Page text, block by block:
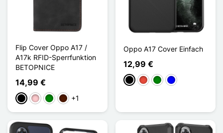
Flip Cover Oppo A17 /
A17k RFID-Sperrfunktion
BETOPNICE
14,99 €
Schwarz
PinkGrünDunkelbraun
+1
Oppo A17 Cover Einfach
12,99 €
Schwarz
Rot GrünBlau